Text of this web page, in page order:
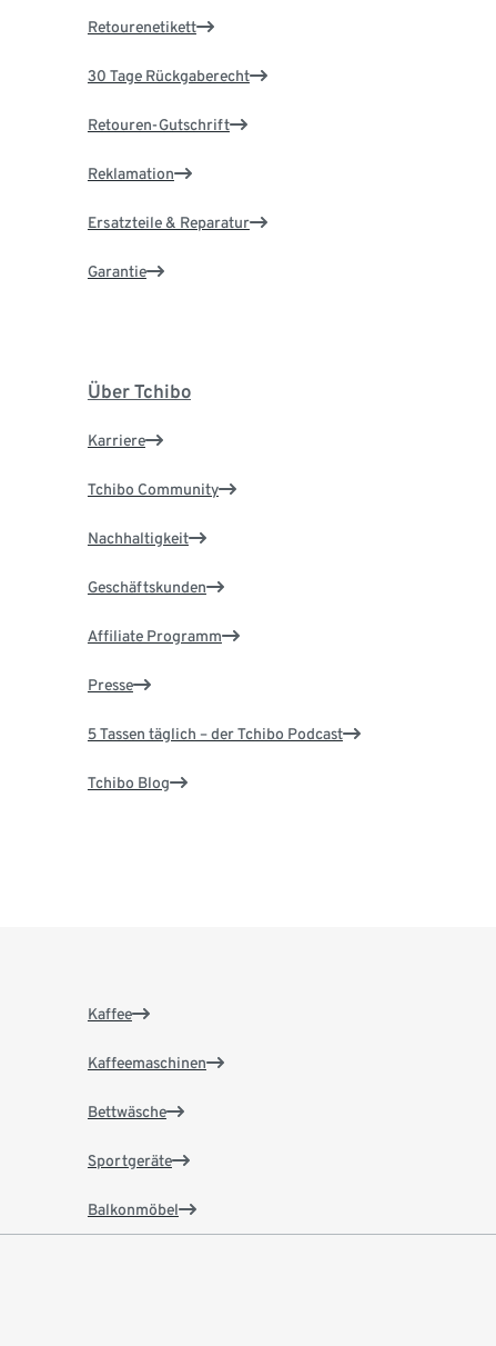
Retourenetikett
30 Tage Rückgaberecht
Retouren-Gutschrift
Reklamation
Ersatzteile & Reparatur
Garantie
Über Tchibo
Karriere
Tchibo Community
Nachhaltigkeit
Geschäftskunden
Affiliate Programm
Presse
5 Tassen täglich – der Tchibo Podcast
Tchibo Blog
Kaffee
Kaffeemaschinen
Bettwäsche
Sportgeräte
Balkonmöbel